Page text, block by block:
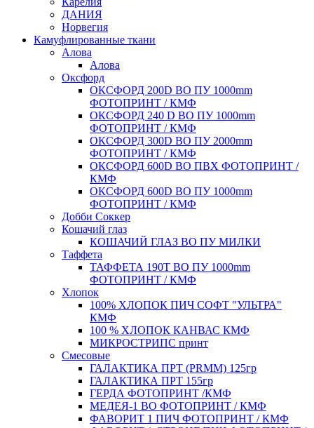
ДАНИЯ
Норвегия
Камуфлированные ткани
Алова
Алова
Оксфорд
ОКСФОРД 200D ВО ПУ 1000mm
ФОТОПРИНТ / КМФ
ОКСФОРД 240 D ВО ПУ 1000mm
ФОТОПРИНТ / КМФ
ОКСФОРД 300D ВО ПУ 2000mm
ФОТОПРИНТ / КМФ
ОКСФОРД 600D ВО ПВХ ФОТОПРИНТ /
КМФ
ОКСФОРД 600D ВО ПУ 1000mm
ФОТОПРИНТ / КМФ
Добби Соккер
Кошачий глаз
КОШАЧИЙ ГЛАЗ ВО ПУ МИЛКИ
Таффета
ТАФФЕТА 190T ВО ПУ 1000mm
ФОТОПРИНТ / КМФ
Хлопок
100% ХЛОПОК ПИЧ СОФТ "УЛЬТРА"
КМФ
100 % ХЛОПОК КАНВАС КМФ
МИКРОСТРИПС принт
Смесовые
ГАЛАКТИКА ПРТ (PRMM) 125гр
ГАЛАКТИКА ПРТ 155гр
ГЕРДА ФОТОПРИНТ /КМФ
МЕДЕЯ-1 ВО ФОТОПРИНТ / КМФ
ФАВОРИТ 1 ПИЧ ФОТОПРИНТ / КМФ